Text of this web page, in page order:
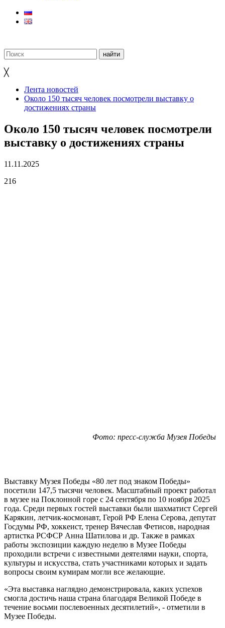
╳
Лента новостей
Около 150 тысяч человек посмотрели выставку о
достижениях страны
Около 150 тысяч человек посмотрели
выставку о достижениях страны
11.11.2025
216
Фото: пресс-служба Музея Победы
Выставку Музея Победы «80 лет под знаком Победы»
посетили 147,5 тысячи человек. Масштабный проект работал
в музее на Поклонной горе с 24 сентября по 10 ноября 2025
года. Среди первых гостей выставки были шахматист Сергей
Карякин, летчик-космонавт, Герой РФ Елена Серова, депутат
Госдумы РФ, хоккеист, тренер Вячеслав Фетисов, народная
артистка РСФСР Анна Шатилова и др. Также в рамках
работы экспозиции каждую неделю в Музее Победы
проходили встречи с известными деятелями науки, спорта,
культуры и искусства, стать участниками которых и задать
вопросы своим кумирам могли все желающие.
«Эта выставка наглядно демонстрировала, каких успехов
смогла достичь наша страна благодаря Великой Победе в
течение восьми послевоенных десятилетий», - отметили в
Музее Победы.